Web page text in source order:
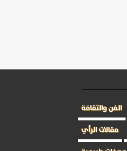
الفن والثقافة
مقالات الرأي